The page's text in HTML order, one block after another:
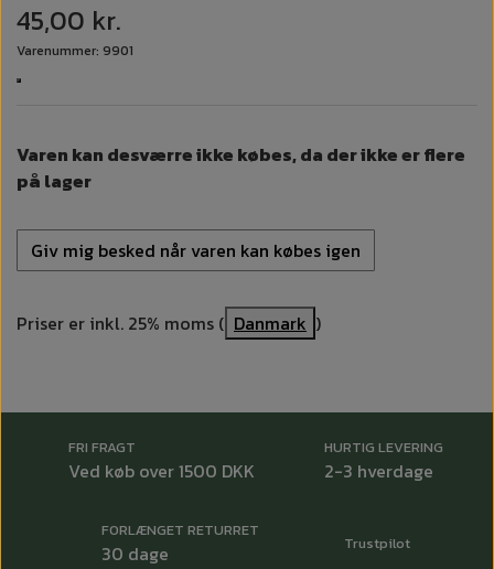
45,00 kr.
Varenummer: 9901
Varen kan desværre ikke købes, da der ikke er flere
på lager
Giv mig besked når varen kan købes igen
Priser er inkl. 25% moms ( Danmark )
FRI FRAGT
Ved køb over 1500 DKK
HURTIG LEVERING
2-3 hverdage
FORLÆNGET RETURRET
30 dage Trustpilot